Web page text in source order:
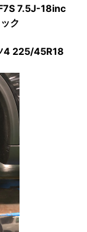
7.5J-18inc
ク
4 225/45R18